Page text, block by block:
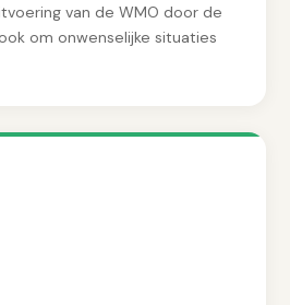
van de WMO door de
om onwenselijke situaties